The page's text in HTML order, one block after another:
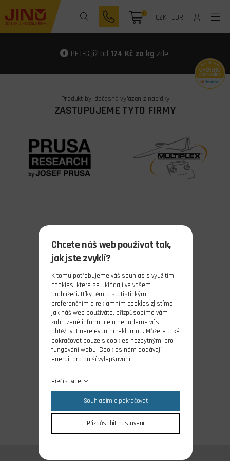
0 CZK| EUR
PET-G již od 174 Kč za kg zde.
Produkt byl dočasně vyřazen z nabídky
ZASTUPUJEME TYTO FIRMY
Chcete náš web používat tak,
jak jste zvyklí?
K tomu potřebujeme váš souhlas s využitím
cookies, které se ukládají ve vašem
prohlížeči. Díky těmto statistickým,
preferenčním a reklamním cookies zjistíme,
jak náš web používáte, přizpůsobíme vám
zobrazené informace a nebudeme vás
obtěžovat nerelevantní reklamou. Můžete také
pokračovat pouze s cookies nezbytnými pro
fungování webu. Cookies nám dodávají
energii pro další vylepšování.
Přečíst více
Souhlasím a pokračovat
Přizpůsobit nastavení